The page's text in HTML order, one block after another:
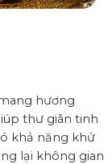
hương
thư giãn tinh
khả năng khử
lại không gian